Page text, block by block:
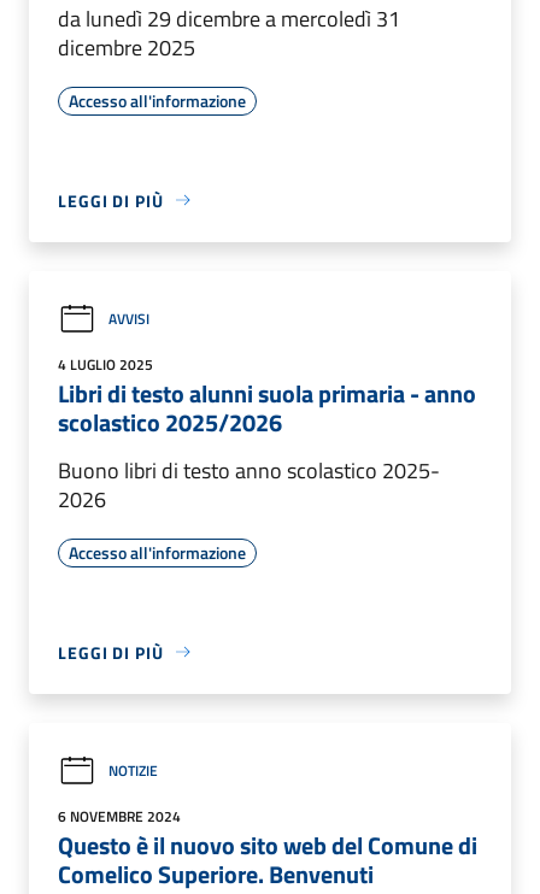
da lunedì 29 dicembre a mercoledì 31
dicembre 2025
Accesso all'informazione
LEGGI DI PIÙ
AVVISI
4 LUGLIO 2025
Libri di testo alunni suola primaria - anno
scolastico 2025/2026
Buono libri di testo anno scolastico 2025-
2026
Accesso all'informazione
LEGGI DI PIÙ
NOTIZIE
6 NOVEMBRE 2024
Questo è il nuovo sito web del Comune di
Comelico Superiore. Benvenuti